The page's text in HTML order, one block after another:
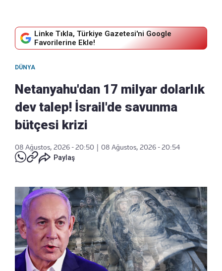
Linke Tıkla, Türkiye Gazetesi'ni Google
Favorilerine Ekle!
DÜNYA
Netanyahu'dan 17 milyar dolarlık
dev talep! İsrail'de savunma
bütçesi krizi
08 Ağustos, 2026 - 20:50
08 Ağustos, 2026 - 20:54
Paylaş